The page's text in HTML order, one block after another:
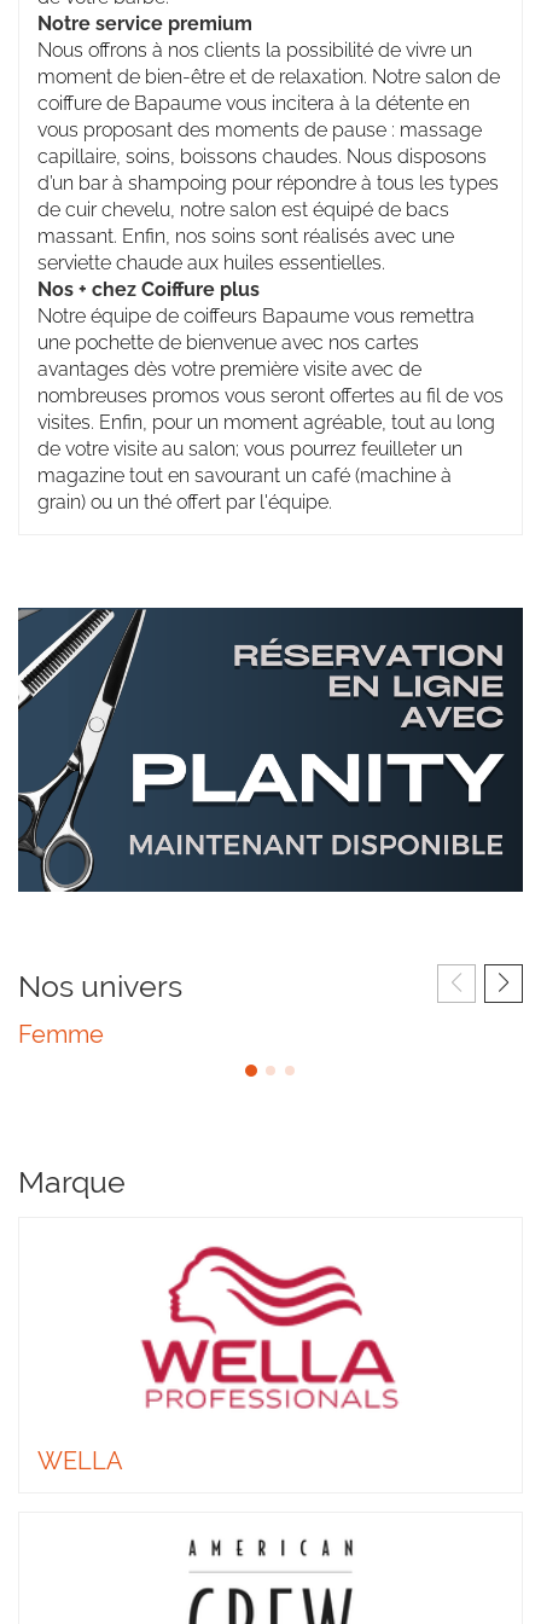
Notre service premium
Nous offrons à nos clients la possibilité de vivre un
moment de bien-être et de relaxation. Notre salon de
coiffure de Bapaume vous incitera à la détente en
vous proposant des moments de pause : massage
capillaire, soins, boissons chaudes. Nous disposons
d’un bar à shampoing pour répondre à tous les types
de cuir chevelu, notre salon est équipé de bacs
massant. Enfin, nos soins sont réalisés avec une
serviette chaude aux huiles essentielles.
Nos + chez Coiffure plus
Notre équipe de coiffeurs Bapaume vous remettra
une pochette de bienvenue avec nos cartes
avantages dès votre première visite avec de
nombreuses promos vous seront offertes au fil de vos
visites. Enfin, pour un moment agréable, tout au long
de votre visite au salon; vous pourrez feuilleter un
magazine tout en savourant un café (machine à
grain) ou un thé offert par l'équipe.
Bannières
Réservation
ligne
avec
PLANITY
Nos univers
Femme
Marque
WELLA